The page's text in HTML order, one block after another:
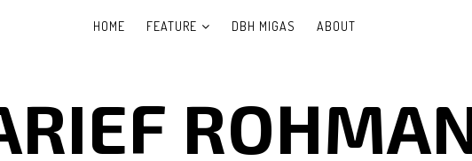
HOME FEATURE DBH MIGAS ABOUT